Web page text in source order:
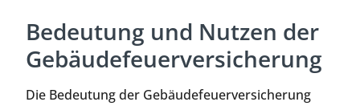
Bedeutung und Nutzen der
Gebäudefeuerversicherung
Die Bedeutung der Gebäudefeuerversicherung